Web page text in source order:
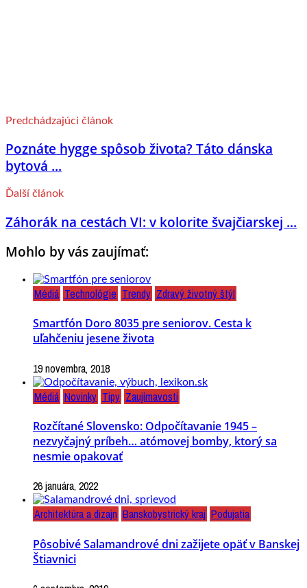
Predchádzajúci článok
Poznáte hygge spôsob života? Táto dánska
bytová ...
Ďalší článok
Záhorák na cestách VI: v kolorite švajčiarskej ...
Mohlo by vás zaujímať:
Médiá Technológie Trendy Zdravý životný štýl
Smartfón Doro 8035 pre seniorov. Cesta k
uľahčeniu jesene života
19 novembra, 2018
Médiá Novinky Tipy Zaujímavosti
Rozčítané Slovensko: Odpočítavanie 1945 –
nezvyčajný príbeh… atómovej bomby, ktorý sa
nesmie opakovať
26 januára, 2022
Architektúra a dizajn Banskobystrický kraj Podujatia
Pôsobivé Salamandrové dni zažijete opäť v Banskej
Štiavnici